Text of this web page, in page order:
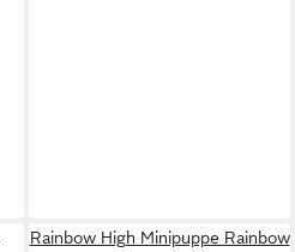
Rainbow High Minipuppe Rainbow